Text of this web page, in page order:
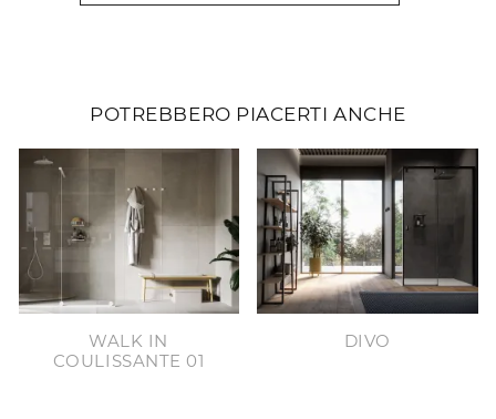
POTREBBERO PIACERTI ANCHE
WALK IN
COULISSANTE 01
DIVO